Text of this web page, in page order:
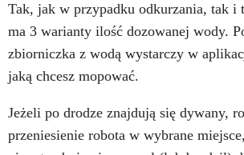
Tak, jak w przypadku odkurzania, tak i
ma 3 warianty ilość dozowanej wody.
zbiorniczka z wodą wystarczy w
jaką chcesz mopować.
Jeżeli po drodze znajdują się dywany,
przeniesienie robota w wybrane